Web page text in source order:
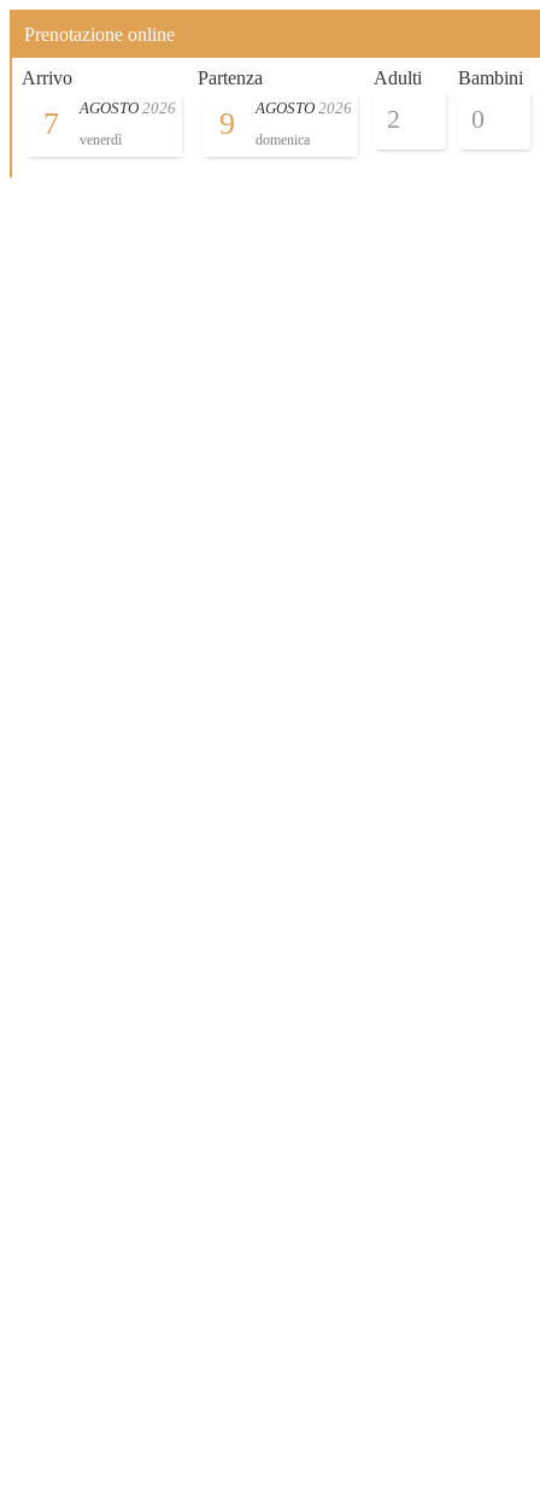
Prenotazione online
Arrivo
7 AGOSTO 2026
venerdì
Partenza
9 AGOSTO 2026
domenica
Adulti Bambini